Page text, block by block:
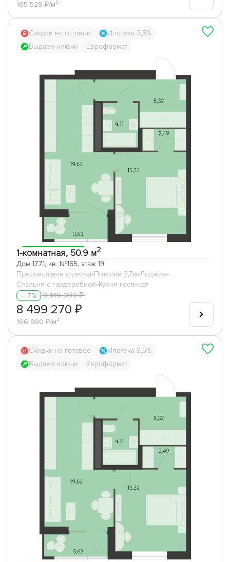
165 529 ₽/м²
Скидки на готовое
Ипотека 3,5%
Выдаем ключи
Евроформат
1-комнатная, 50.9 м2
Дом 17.7.1, кв. №165, этаж 19
Предчистовая отделка Потолки 2,7м Лоджия
Спальня с гардеробной Кухня-гостиная
– 7%
9 139 000 ₽
8 499 270 ₽
166 980 ₽/м²
Скидки на готовое
Ипотека 3,5%
Выдаем ключи
Евроформат